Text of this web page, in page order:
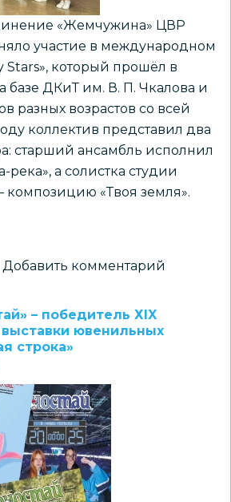
«Жемчужина» ЦВР
участие в международном
Stars», который прошёл в
базе ДКиТ им. В. П. Чкалова и
разных возрастов со всей
коллектив представил два
старший ансамбль исполнил
а солистка студии
композицию «Твоя земля».
Добавить комментарий
– победитель ХIX
ювенильных
строка»